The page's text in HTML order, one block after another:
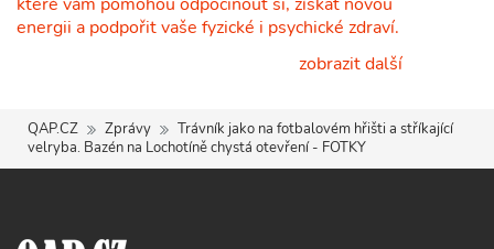
energii a podpořit vaše fyzické i psychické zdraví.
zobrazit další
QAP.CZ Zprávy
Trávník jako na fotbalovém hřišti a stříkající
velryba. Bazén na Lochotíně chystá otevření - FOTKY